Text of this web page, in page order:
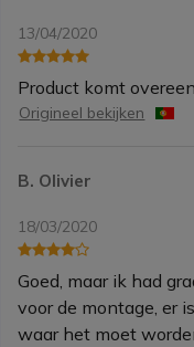
13/04/2020
Product komt
Origineel bekijken
B. Olivier
18/03/2020
Goed, maar ik had
voor de montage, er
waar het moet